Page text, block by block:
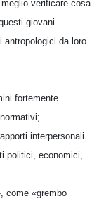
verificare cosa
giovani.
da loro
fortemente
interpersonali
politici, economici,
come «grembo